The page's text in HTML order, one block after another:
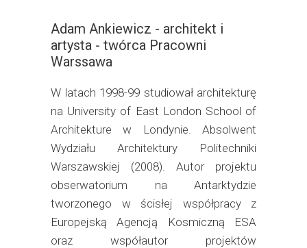
Adam Ankiewicz - architekt i
artysta - twórca Pracowni
Warssawa
W latach 1998-99 studiował architekturę
na University of East London School of
Architekture w Londynie. Absolwent
Wydziału Architektury Politechniki
Warszawskiej (2008). Autor projektu
obserwatorium na Antarktydzie
tworzonego w ścisłej współpracy z
Europejską Agencją Kosmiczną ESA
oraz współautor projektów